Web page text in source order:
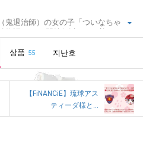
鬼退治師）の女の子「ついなちゃ
フリートークコーナーや追加音源、
紅冨台寺、奈良・吉祥草寺、栃木・
分講社公認萌えキャラクターです。
상품 55 지난호
【FiNANCiE】琉球アス
ティーダ様と...